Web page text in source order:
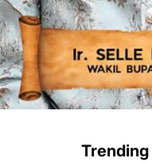
Trending